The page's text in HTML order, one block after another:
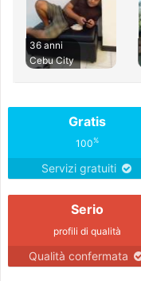
36 anni
Cebu City
Gratis
100%
Servizi gratuiti
Serio
profili di qualità
Qualità confermata